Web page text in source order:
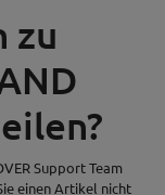
zu
Support Team
einen Artikel nicht